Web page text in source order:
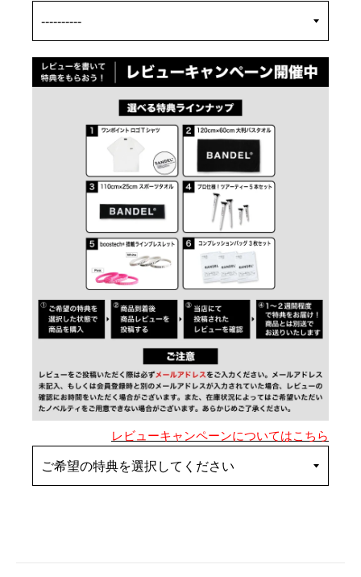
レビューキャンペーンについてはこちら